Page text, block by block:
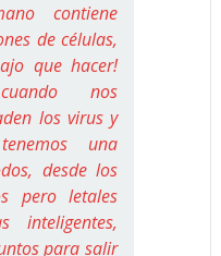
contiene
de células,
que hacer!
nos
los virus y
una
desde los
pero letales
inteligentes,
para salir